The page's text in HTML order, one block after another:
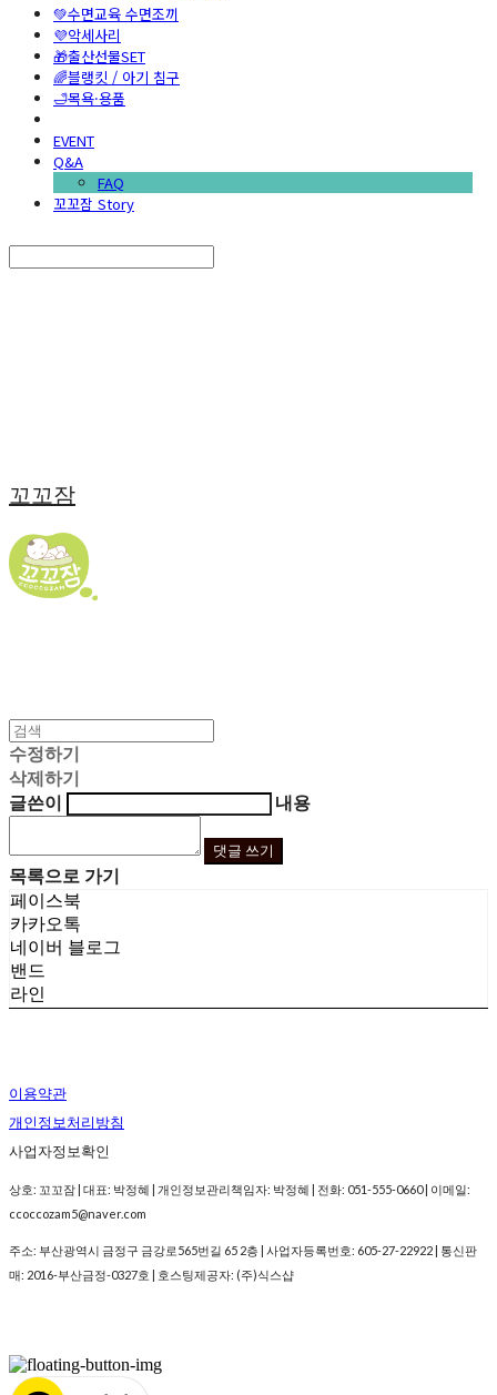
💚수면교육 수면조끼
💜악세사리
🎁출산선물SET
🌈블랭킷 / 아기 침구
🛁목욕·용품
EVENT
Q&A
FAQ
꼬꼬잠 Story
꼬꼬잠
수정하기
삭제하기
글쓴이
내용
댓글 쓰기
목록으로 가기
페이스북
카카오톡
네이버 블로그
밴드
라인
이용약관
개인정보처리방침
사업자정보확인
상호: 꼬꼬잠 | 대표: 박정혜 | 개인정보관리책임자: 박정혜 | 전화: 051-555-0660 | 이메일:
ccoccozam5@naver.com
주소: 부산광역시 금정구 금강로565번길 65 2층 | 사업자등록번호: 605-27-22922 | 통신판
매: 2016-부산금정-0327호 | 호스팅제공자: (주)식스샵